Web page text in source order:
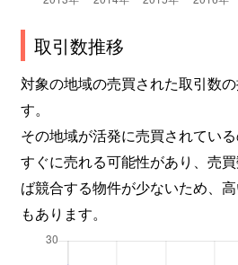
取引数推移
対象の地域の売買された取引数
す。
その地域が活発に売買されてい
すぐに売れる可能性があり、売
ば競合する物件が少ないため、
もあります。